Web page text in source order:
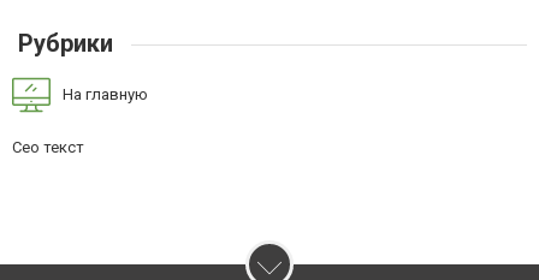
Рубрики
На главную
Сео текст